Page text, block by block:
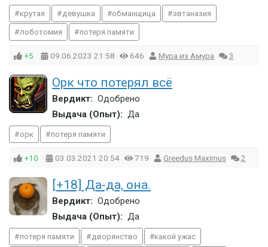
крутая девушка обманщица эвтаназия
лоботомия потеря памяти
+5 09.06.2023 21:58 646 Мура из Амура 3
Орк что потерял всё
Вердикт: Одобрено
Выдача (Опыт): Да
орк потеря памяти
+10 03.03.2021 20:54 719 Greedus Maximus 2
[+18] Да-да, она.
Вердикт: Одобрено
Выдача (Опыт): Да
потеря памяти дворянство какой ужас